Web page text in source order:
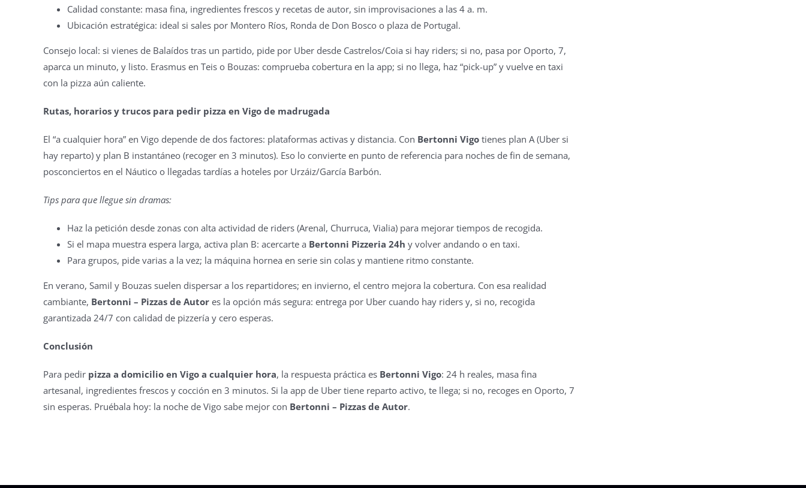
Calidad constante: masa fina, ingredientes frescos y recetas de autor, sin improvisaciones a las 4 a. m.
Ubicación estratégica: ideal si sales por Montero Ríos, Ronda de Don Bosco o plaza de Portugal.
Consejo local: si vienes de Balaídos tras un partido, pide por Uber desde Castrelos/Coia si hay riders; si no, pasa por Oporto, 7,
aparca un minuto, y listo. Erasmus en Teis o Bouzas: comprueba cobertura en la app; si no llega, haz “pick-up” y vuelve en taxi
con la pizza aún caliente.
Rutas, horarios y trucos para pedir pizza en Vigo de madrugada
El “a cualquier hora” en Vigo depende de dos factores: plataformas activas y distancia. Con Bertonni Vigotienes plan A (Uber si
hay reparto) y plan B instantáneo (recoger en 3 minutos). Eso lo convierte en punto de referencia para noches de fin de semana,
posconciertos en el Náutico o llegadas tardías a hoteles por Urzáiz/García Barbón.
Tips para que llegue sin dramas:
Haz la petición desde zonas con alta actividad de riders (Arenal, Churruca, Vialia) para mejorar tiempos de recogida.
Si el mapa muestra espera larga, activa plan B: acercarte a Bertonni Pizzeria 24h y volver andando o en taxi.
Para grupos, pide varias a la vez; la máquina hornea en serie sin colas y mantiene ritmo constante.
En verano, Samil y Bouzas suelen dispersar a los repartidores; en invierno, el centro mejora la cobertura. Con esa realidad
cambiante, Bertonni – Pizzas de Autores la opción más segura: entrega por Uber cuando hay riders y, si no, recogida
garantizada 24/7 con calidad de pizzería y cero esperas.
Conclusión
Para pedir pizza a domicilio en Vigo a cualquier hora, la respuesta práctica es Bertonni Vigo: 24 h reales, masa fina
artesanal, ingredientes frescos y cocción en 3 minutos. Si la app de Uber tiene reparto activo, te llega; si no, recoges en Oporto, 7
sin esperas. Pruébala hoy: la noche de Vigo sabe mejor con Bertonni – Pizzas de Autor.